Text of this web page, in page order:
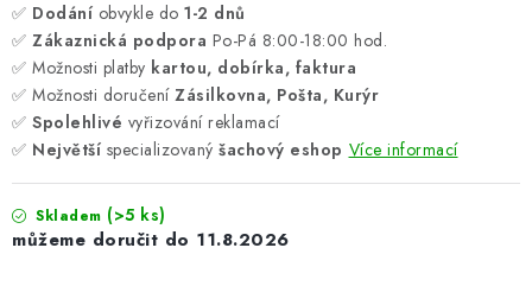
✅ Dodání obvykle do 1-2 dnů
✅ Zákaznická podpora Po-Pá 8:00-18:00 hod.
✅ Možnosti platby kartou, dobírka, faktura
✅ Možnosti doručení Zásilkovna, Pošta, Kurýr
✅ Spolehlivé vyřizování reklamací
✅ Největší specializovaný šachový eshop Více informací
Skladem (>5 ks)
11.8.2026